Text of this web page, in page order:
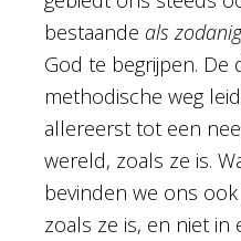
bestaande als zodanig
God te begrijpen. De
methodische weg
allereerst tot een
wereld, zoals ze is.
bevinden we ons
zoals ze is, en niet in